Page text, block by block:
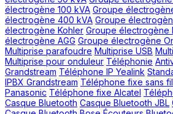
électrogène 100 kVA Groupe
électrogène 400 kVA Groupe
électrogène Kohler Groupe électrogène
électrogène AGG Groupe électrogène
Multiprise parafoudre Multiprise USB
Multiprise pour onduleur Téléphonie
Grandstream Téléphone IP Yealink
IPBX Grandstream Téléphone fixe sans
Panasonic Téléphone fixe Alcatel
Casque Bluetooth Casque Bluetooth JBL